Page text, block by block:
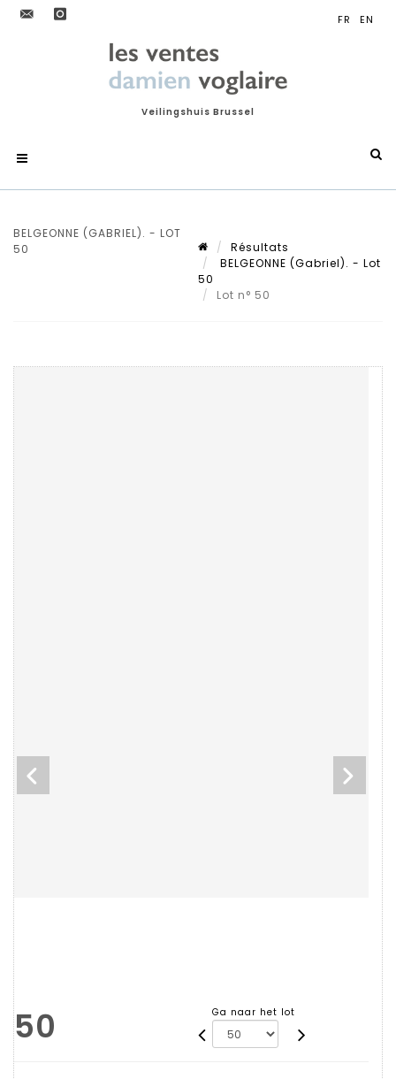
Veilingshuis Brussel
BELGEONNE (GABRIEL). - LOT
50
Résultats
BELGEONNE (Gabriel). - Lot
50
Lot n° 50
50 Ga naar het lot